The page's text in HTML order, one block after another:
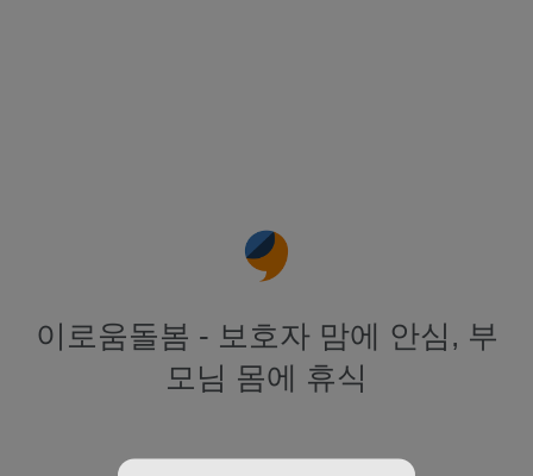
이로움돌봄 - 보호자 맘에 안심, 부
모님 몸에 휴식